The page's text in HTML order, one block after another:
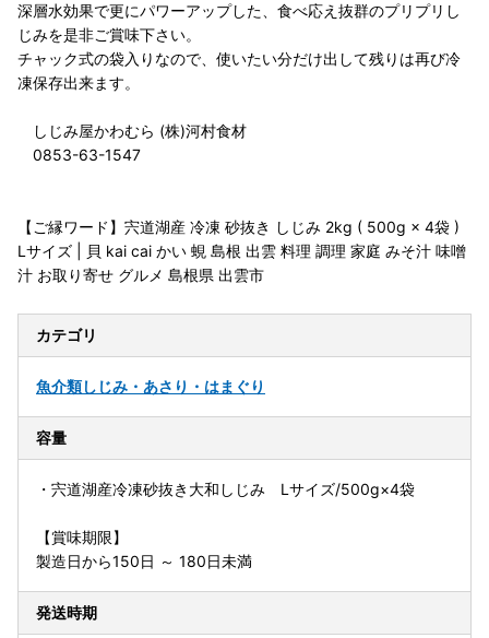
深層水効果で更にパワーアップした、食べ応え抜群のプリプリし
じみを是非ご賞味下さい。
チャック式の袋入りなので、使いたい分だけ出して残りは再び冷
凍保存出来ます。
しじみ屋かわむら (株)河村食材
0853-63-1547
【ご縁ワード】宍道湖産 冷凍 砂抜き しじみ 2kg ( 500g × 4袋 )
Lサイズ | 貝 kai cai かい 蜆 島根 出雲 料理 調理 家庭 みそ汁 味噌
汁 お取り寄せ グルメ 島根県 出雲市
カテゴリ
魚介類しじみ・あさり・はまぐり
容量
・宍道湖産冷凍砂抜き大和しじみ Lサイズ/500g×4袋
【賞味期限】
製造日から150日 ～ 180日未満
発送時期